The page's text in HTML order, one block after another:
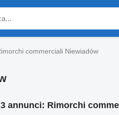
commerciali Niewiadów
annunci: Rimorchi